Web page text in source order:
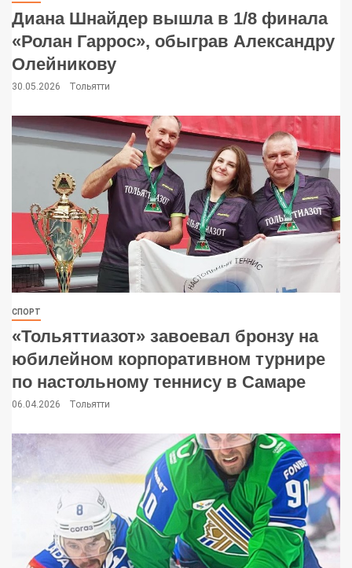
Диана Шнайдер вышла в 1/8 финала
«Ролан Гаррос», обыграв Александру
Олейникову
30.05.2026 Тольятти
СПОРТ
«Тольяттиазот» завоевал бронзу на
юбилейном корпоративном турнире
по настольному теннису в Самаре
06.04.2026 Тольятти